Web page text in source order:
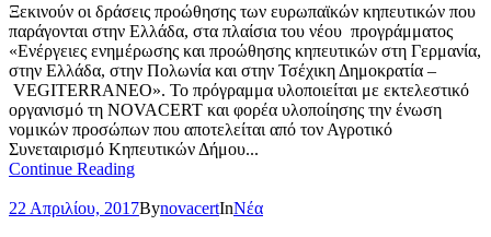
Ξεκινούν οι δράσεις προώθησης των ευρωπαϊκών κηπευτικών που
παράγονται στην Ελλάδα, στα πλαίσια του νέου προγράμματος
«Ενέργειες ενημέρωσης και προώθησης κηπευτικών στη Γερμανία,
στην Ελλάδα, στην Πολωνία και στην Τσέχικη Δημοκρατία –
VEGITERRANEO». Το πρόγραμμα υλοποιείται με εκτελεστικό
οργανισμό τη NOVACERT και φορέα υλοποίησης την ένωση
νομικών προσώπων που αποτελείται από τον Αγροτικό
Συνεταιρισμό Κηπευτικών Δήμου...
Continue Reading
22 Απριλίου, 2017BynovacertInΝέα